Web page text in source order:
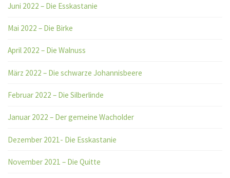
Juni 2022 – Die Esskastanie
Mai 2022 – Die Birke
April 2022 – Die Walnuss
März 2022 – Die schwarze Johannisbeere
Februar 2022 – Die Silberlinde
Januar 2022 – Der gemeine Wacholder
Dezember 2021- Die Esskastanie
November 2021 – Die Quitte